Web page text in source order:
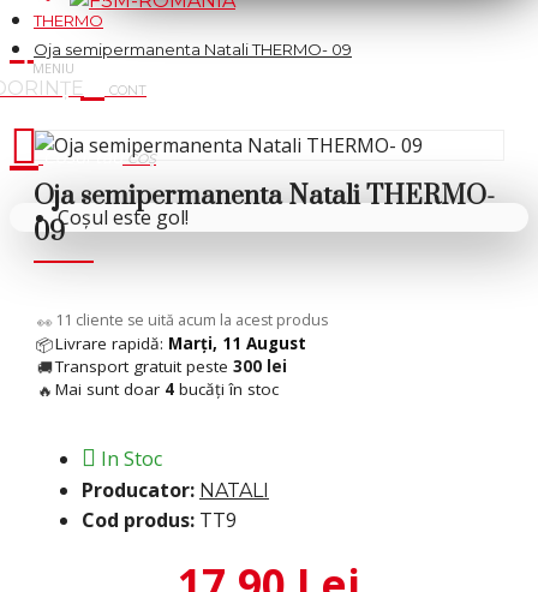
Cosul tau
Coșul este gol!
THERMO
Oja semipermanenta Natali THERMO- 09
Oja semipermanenta Natali THERMO-
09
👀 5 cliente se uită acum la acest produs
📦Livrare rapidă: Marți, 11 August
🚚Transport gratuit peste 300 lei
🔥 Mai sunt doar 4 bucăți în stoc
In Stoc
Producator: NATALI
Cod produs: TT9